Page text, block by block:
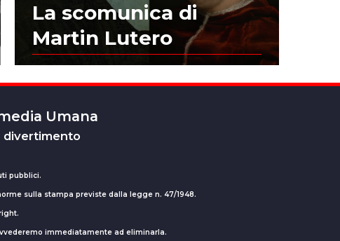
La scomunica di
Martin Lutero
Umana
divertimento
pubblici.
sulla stampa previste dalla legge n. 47/1948.
immediatamente ad eliminarla.